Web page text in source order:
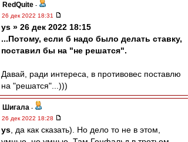
RedQuite -
26 дек 2022 18:31
ys » 26 дек 2022 18:15
...Потому, если б надо было делать ставку,
поставил бы на "не решатся".
Давай, ради интереса, в противовес поставлю
на "решатся"...)))
Шигала -
26 дек 2022 18:28
ys , да как сказать). Но дело то не в этом,